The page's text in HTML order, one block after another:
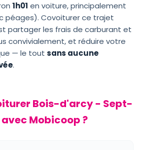
1h01 en voiture, principalement
péages). Covoiturer ce trajet
partager les frais de carburant et
convivialement, et réduire votre
— le tout sans aucune
.
Bois-d'arcy - Sept-
Mobicoop ?